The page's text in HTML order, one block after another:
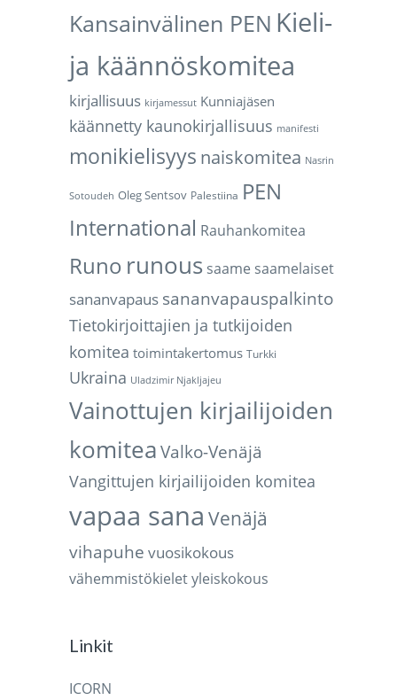
Kansainvälinen PEN Kieli-
ja käännöskomitea
kirjallisuus kirjamessut Kunniajäsen
käännetty kaunokirjallisuus manifesti
monikielisyys naiskomitea Nasrin
Sotoudeh Oleg Sentsov Palestiina PEN
International Rauhankomitea
Runo runous saame saamelaiset
sananvapaus sananvapauspalkinto
Tietokirjoittajien ja tutkijoiden
komitea toimintakertomus Turkki
Ukraina Uladzimir Njakljajeu
Vainottujen kirjailijoiden
komitea Valko-Venäjä
Vangittujen kirjailijoiden komitea
vapaa sana Venäjä
vihapuhe vuosikokous
vähemmistökieletyleiskokous
Linkit
ICORN